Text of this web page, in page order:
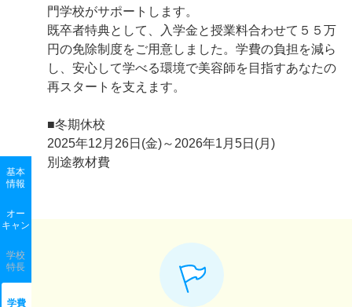
基本
情報
オー
キャン
学校
特長
学費
門学校がサポートします。
既卒者特典として、入学金と授業料合わせて５５万
円の免除制度をご用意しました。学費の負担を減ら
し、安心して学べる環境で美容師を目指すあなたの
再スタートを支えます。
■冬期休校
2025年12月26日(金)～2026年1月5日(月)
別途教材費